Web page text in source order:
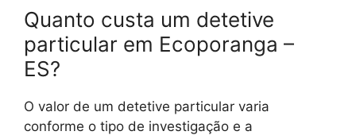
Quanto custa um detetive
particular em Ecoporanga –
ES?
O valor de um detetive particular varia
conforme o tipo de investigação e a